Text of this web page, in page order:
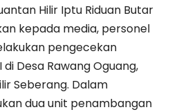
Hilir Iptu Riduan Butar
kepada media, personel
pengecekan
Desa Rawang Oguang,
Seberang. Dalam
dua unit penambangan